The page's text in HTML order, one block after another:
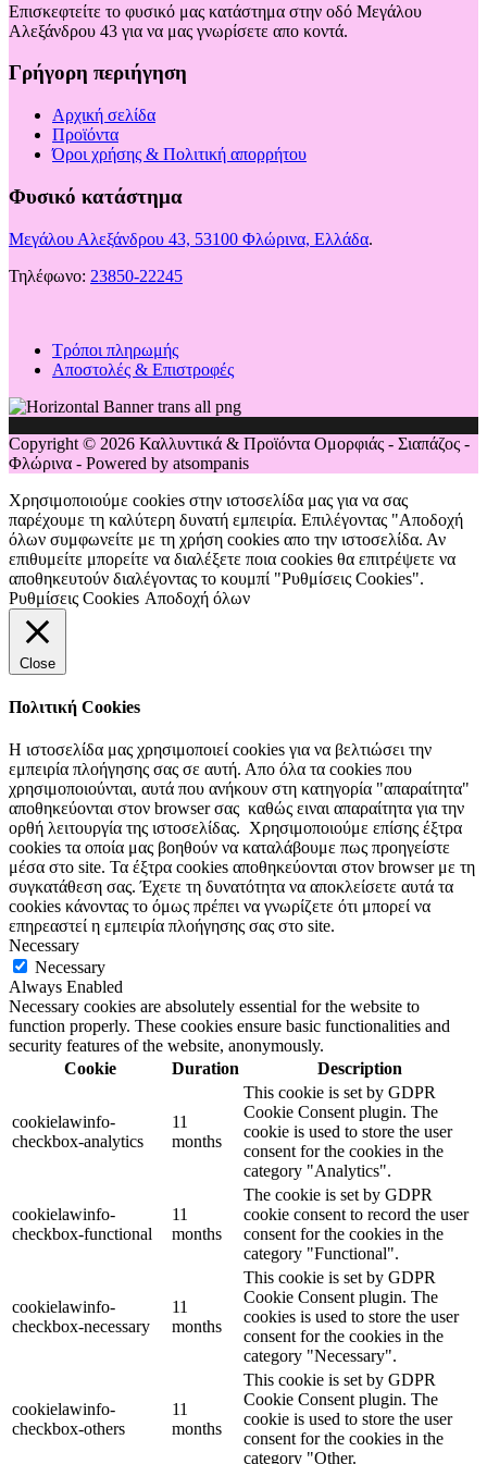
Επισκεφτείτε το φυσικό μας κατάστημα στην οδό Μεγάλου
Αλεξάνδρου 43 για να μας γνωρίσετε απο κοντά.
Γρήγορη περιήγηση
Αρχική σελίδα
Προϊόντα
Όροι χρήσης & Πολιτική απορρήτου
Φυσικό κατάστημα
Μεγάλου Αλεξάνδρου 43, 53100 Φλώρινα, Ελλάδα.
Τηλέφωνο: 23850-22245
Τρόποι πληρωμής
Αποστολές & Επιστροφές
Copyright © 2026 Καλλυντικά & Προϊόντα Ομορφιάς - Σιαπάζος -
Φλώρινα - Powered by atsompanis
Χρησιμοποιούμε cookies στην ιστοσελίδα μας για να σας
παρέχουμε τη καλύτερη δυνατή εμπειρία. Επιλέγοντας "Αποδοχή
όλων συμφωνείτε με τη χρήση cookies απο την ιστοσελίδα. Αν
επιθυμείτε μπορείτε να διαλέξετε ποια cookies θα επιτρέψετε να
αποθηκευτούν διαλέγοντας το κουμπί "Ρυθμίσεις Cookies".
Ρυθμίσεις Cookies Αποδοχή όλων
Close
Πολιτική Cookies
Η ιστοσελίδα μας χρησιμοποιεί cookies για να βελτιώσει την
εμπειρία πλοήγησης σας σε αυτή. Απο όλα τα cookies που
χρησιμοποιούνται, αυτά που ανήκουν στη κατηγορία "απαραίτητα"
αποθηκεύονται στον browser σας καθώς ειναι απαραίτητα για την
ορθή λειτουργία της ιστοσελίδας. Χρησιμοποιούμε επίσης έξτρα
cookies τα οποία μας βοηθούν να καταλάβουμε πως προηγείστε
μέσα στο site. Τα έξτρα cookies αποθηκεύονται στον browser με τη
συγκατάθεση σας. Έχετε τη δυνατότητα να αποκλείσετε αυτά τα
cookies κάνοντας το όμως πρέπει να γνωρίζετε ότι μπορεί να
επηρεαστεί η εμπειρία πλοήγησης σας στο site.
Necessary
Necessary
Always Enabled
Necessary cookies are absolutely essential for the website to
function properly. These cookies ensure basic functionalities and
security features of the website, anonymously.
Cookie
Duration Description
cookielawinfo-
checkbox-analytics
11
months
This cookie is set by GDPR
Cookie Consent plugin. The
cookie is used to store the user
consent for the cookies in the
category "Analytics".
cookielawinfo-
checkbox-functional
11
months
The cookie is set by GDPR
cookie consent to record the user
consent for the cookies in the
category "Functional".
cookielawinfo-
checkbox-necessary
11
months
This cookie is set by GDPR
Cookie Consent plugin. The
cookies is used to store the user
consent for the cookies in the
category "Necessary".
cookielawinfo-
checkbox-others
11
months
This cookie is set by GDPR
Cookie Consent plugin. The
cookie is used to store the user
consent for the cookies in the
category "Other.